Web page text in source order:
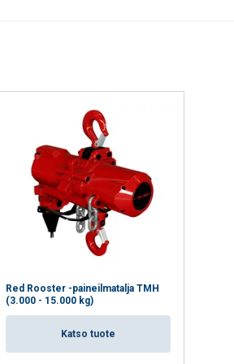
Red Rooster -paineilmatalja TMH
(3.000 - 15.000 kg)
Katso tuote
yhdistää ne
KAIKKI